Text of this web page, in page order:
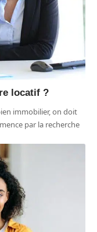
locatif ?
immobilier, on doit
par la recherche